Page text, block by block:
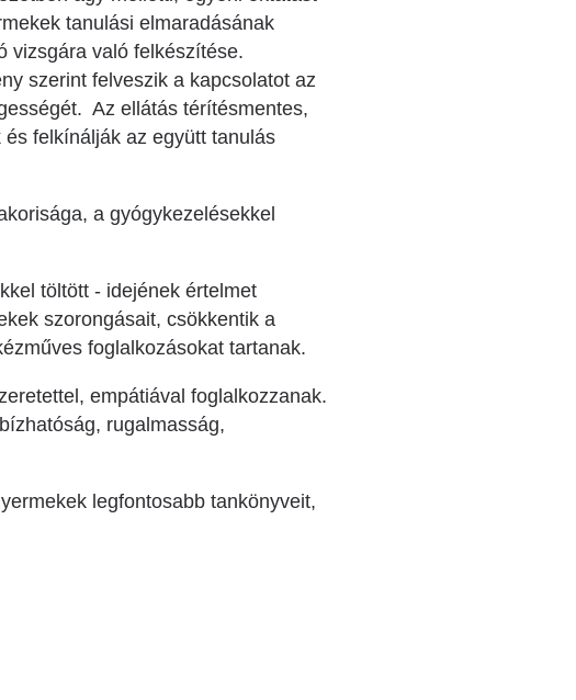
tanulási elmaradásának
vizsgára való felkészítése.
szerint felveszik a kapcsolatot az
Az ellátás térítésmentes,
felkínálják az együtt tanulás
a gyógykezelésekkel
töltött - idejének értelmet
szorongásait, csökkentik a
foglalkozásokat tartanak.
empátiával foglalkozzanak.
rugalmasság,
legfontosabb tankönyveit,